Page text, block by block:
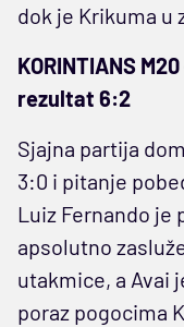
dok je Krikuma u
KORINTIANS
rezultat 6:2
Sjajna partija
3:0 i pitanje
Luiz Fernando je
apsolutno
utakmice, a Avai
poraz pogocima